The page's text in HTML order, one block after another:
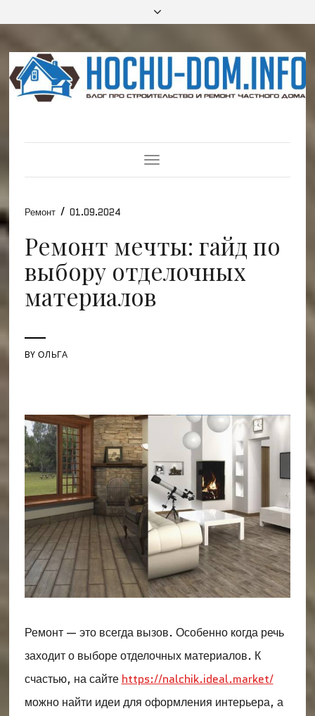
Toggle
Navigation
Ремонт / 01.09.2024
Ремонт мечты: гайд по
выбору отделочных
материалов
BYОЛЬГА
Ремонт — это всегда вызов. Особенно когда речь
заходит о выборе отделочных материалов. К
счастью, на сайте https://nalchik.ideal.market/
можно найти идеи для оформления интерьера, а